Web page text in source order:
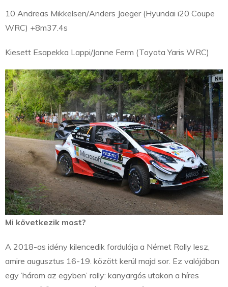
10 Andreas Mikkelsen/Anders Jaeger (Hyundai i20 Coupe
WRC) +8m37.4s
Kiesett Esapekka Lappi/Janne Ferm (Toyota Yaris WRC)
Mi következik most?
A 2018-as idény kilencedik fordulója a Német Rally lesz,
amire augusztus 16-19. között kerül majd sor. Ez valójában
egy ’három az egyben’ rally: kanyargós utakon a híres